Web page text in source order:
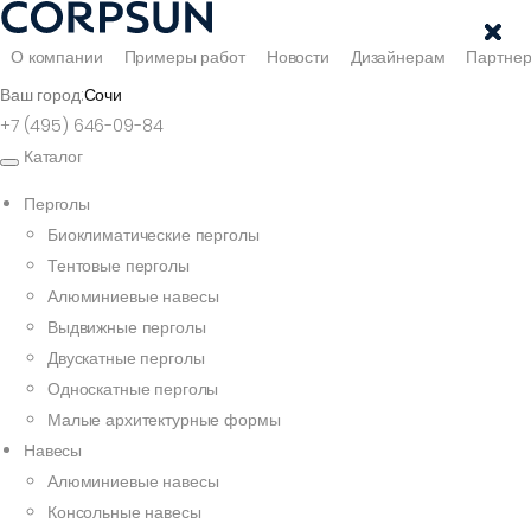
О компании Примеры работ Новости Дизайнерам
Ваш город:Сочи
+7 (495) 646-09-84
Каталог
Перголы
Биоклиматические перголы
Тентовые перголы
Алюминиевые навесы
Выдвижные перголы
Двускатные перголы
Односкатные перголы
Малые архитектурные формы
Навесы
Алюминиевые навесы
Консольные навесы